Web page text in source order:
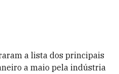
a lista dos principais
a maio pela indústria